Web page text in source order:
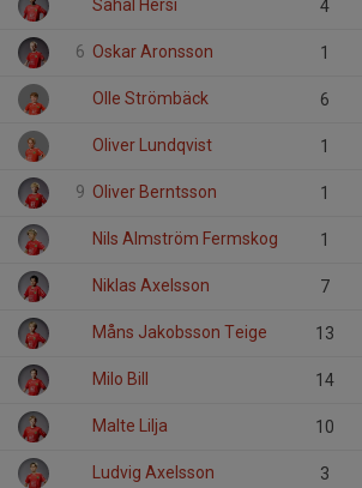
Sahal Hersi 4
6 Oskar Aronsson 1
Olle Strömbäck 6
Oliver Lundqvist 1
9 Oliver Berntsson 1
Nils Almström Fermskog 1
Niklas Axelsson 7
Måns Jakobsson Teige 13
Milo Bill 14
Malte Lilja 10
Ludvig Axelsson 3